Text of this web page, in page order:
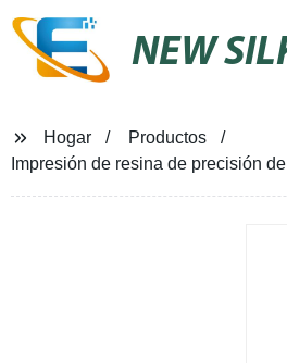
NEW
Hogar
Productos
Impresión de resina de precisión